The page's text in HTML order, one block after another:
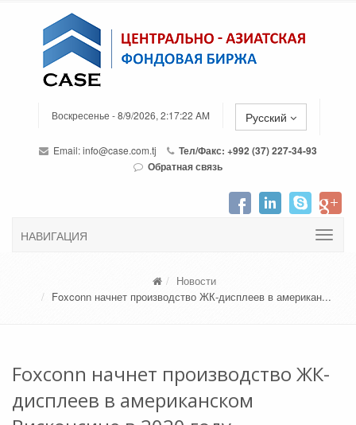
Воскресенье - 8/9/2026, 2:17:22 AM Русский
Email:info@case.com.tj
Тел/Факс: +992 (37) 227-34-93
Обратная связь
НАВИГАЦИЯ
Новости
Foxconn начнет производство ЖК-дисплеев в американ...
Foxconn начнет производство ЖК-
дисплеев в американском